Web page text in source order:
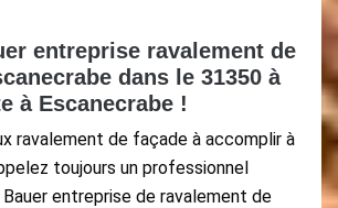
entreprise ravalement de
dans le 31350 à
à Escanecrabe !
ravalement de façade à accomplir à
toujours un professionnel
entreprise de ravalement de